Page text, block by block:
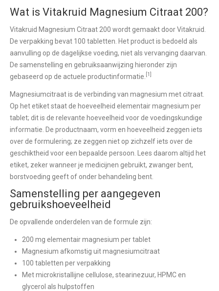
Wat is Vitakruid Magnesium Citraat 200?
Vitakruid Magnesium Citraat 200 wordt gemaakt door Vitakruid.
De verpakking bevat 100 tabletten. Het product is bedoeld als
aanvulling op de dagelijkse voeding, niet als vervanging daarvan.
De samenstelling en gebruiksaanwijzing hieronder zijn
gebaseerd op de actuele productinformatie.
[1]
Magnesiumcitraat is de verbinding van magnesium met citraat.
Op het etiket staat de hoeveelheid elementair magnesium per
tablet; dit is de relevante hoeveelheid voor de voedingskundige
informatie. De productnaam, vorm en hoeveelheid zeggen iets
over de formulering; ze zeggen niet op zichzelf iets over de
geschiktheid voor een bepaalde persoon. Lees daarom altijd het
etiket, zeker wanneer je medicijnen gebruikt, zwanger bent,
borstvoeding geeft of onder behandeling bent.
Samenstelling per aangegeven
gebruikshoeveelheid
De opvallende onderdelen van de formule zijn:
200 mg elementair magnesium per tablet
Magnesium afkomstig uit magnesiumcitraat
100 tabletten per verpakking
Met microkristallijne cellulose, stearinezuur, HPMC en
glycerol als hulpstoffen